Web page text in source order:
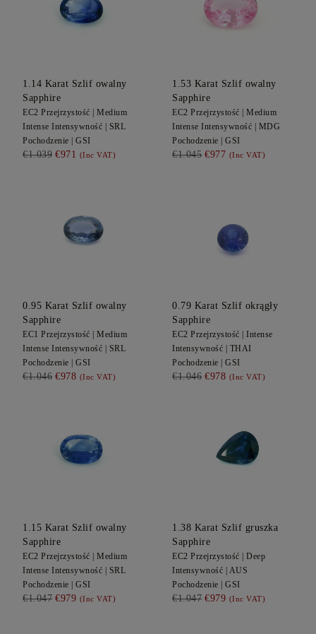
1.14 Karat Szlif owalny
Sapphire
EC2 Przejrzystość | Medium
Intense Intensywność | SRL
Pochodzenie | GSI
€1.039 €971 (Inc VAT)
1.53 Karat Szlif owalny
Sapphire
EC2 Przejrzystość | Medium
Intense Intensywność | MDG
Pochodzenie | GSI
€1.045 €977 (Inc VAT)
0.95 Karat Szlif owalny
Sapphire
EC1 Przejrzystość | Medium
Intense Intensywność | SRL
Pochodzenie | GSI
€1.046 €978 (Inc VAT)
0.79 Karat Szlif okrągły
Sapphire
EC2 Przejrzystość | Intense
Intensywność | THAI
Pochodzenie | GSI
€1.046 €978 (Inc VAT)
1.15 Karat Szlif owalny
Sapphire
EC2 Przejrzystość | Medium
Intense Intensywność | SRL
Pochodzenie | GSI
€1.047 €979 (Inc VAT)
1.38 Karat Szlif gruszka
Sapphire
EC2 Przejrzystość | Deep
Intensywność | AUS
Pochodzenie | GSI
€1.047 €979 (Inc VAT)